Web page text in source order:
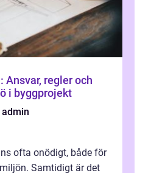
Ansvar, regler och
i byggprojekt
admin
ofta onödigt, både för
Samtidigt är det